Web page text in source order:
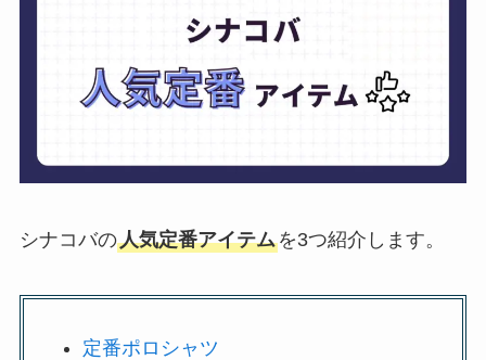
シナコバの人気定番アイテムを3つ紹介します。
定番ポロシャツ